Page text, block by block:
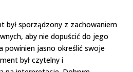
był sporządzony z zachowaniem
aby nie dopuścić do jego
powinien jasno określić swoje
był czytelny i